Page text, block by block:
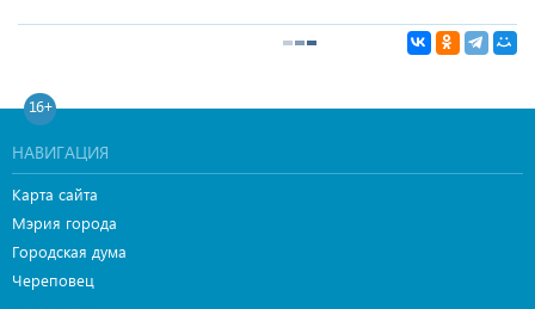
16+
НАВИГАЦИЯ
Карта сайта
Мэрия города
Городская дума
Череповец